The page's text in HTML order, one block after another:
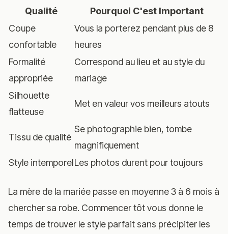
Qualité
Pourquoi C'est Important
Coupe
confortable
Vous la porterez pendant plus de 8
heures
Formalité
appropriée
Correspond au lieu et au style du
mariage
Silhouette
flatteuse
Met en valeur vos meilleurs atouts
Tissu de qualité
Se photographie bien, tombe
magnifiquement
Style intemporelLes photos durent pour toujours
La mère de la mariée passe en moyenne 3 à 6 mois à
chercher sa robe. Commencer tôt vous donne le
temps de trouver le style parfait sans précipiter les